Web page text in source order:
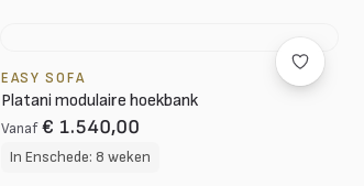
EASY SOFA
Platani modulaire hoekbank
Vanaf € 1.540,00
In Enschede: 8 weken